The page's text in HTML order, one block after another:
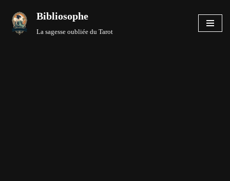
Aller
Bibliosophe
La sagesse oubliée du Tarot